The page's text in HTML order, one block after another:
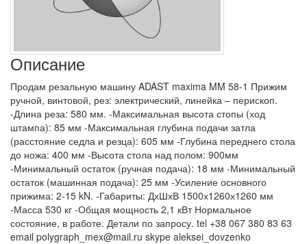
Описание
Продам резальную машину ADAST maxima MM 58-1 Прижим
ручной, винтовой, рез: электрический, линейка – перископ.
-Длина реза: 580 мм. -Максимальная высота стопы (ход
штампа): 85 мм -Максимальная глубина подачи затла
(расстояние седла и резца): 605 мм -Глубина переднего стола
до ножа: 400 мм -Высота стола над полом: 900мм
-Минимальный остаток (ручная подача): 18 мм -Минимальный
остаток (машинная подача): 25 мм -Усиление основного
прижима: 2-15 kN. -Габариты: ДхШхВ 1500х1260х1260 мм
-Масса 530 кг -Общая мощность 2,1 кВт Нормальное
состояние, в работе. Детали по запросу. tel +38 067 380 83 63
email polygraph_mex@mail.ru skype aleksei_dovzenko